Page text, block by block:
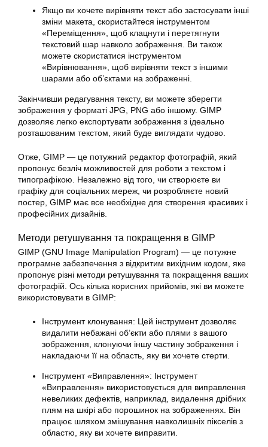
Якщо ви хочете вирівняти текст або застосувати інші
зміни макета, скористайтеся інструментом
«Переміщення», щоб клацнути і перетягнути
текстовий шар навколо зображення. Ви також
можете скористатися інструментом
«Вирівнювання», щоб вирівняти текст з іншими
шарами або об’єктами на зображенні.
Закінчивши редагування тексту, ви можете зберегти
зображення у форматі JPG, PNG або іншому. GIMP
дозволяє легко експортувати зображення з ідеально
розташованим текстом, який буде виглядати чудово.
Отже, GIMP — це потужний редактор фотографій , який
пропонує безліч можливостей для роботи з текстом і
типографікою. Незалежно від того, чи створюєте ви
графіку для соціальних мереж, чи розробляєте новий
постер, GIMP має все необхідне для створення красивих і
професійних дизайнів.
Методи ретушування та покращення в GIMP
GIMP (GNU Image Manipulation Program) — це потужне
програмне забезпечення з відкритим вихідним кодом, яке
пропонує різні методи ретушування та покращення ваших
фотографій . Ось кілька корисних прийомів, які ви можете
використовувати в GIMP:
Інструмент клонування: Цей інструмент дозволяє
видалити небажані об’єкти або плями з вашого
зображення, клонуючи іншу частину зображення і
накладаючи її на область, яку ви хочете стерти.
Інструмент «Виправлення»: Інструмент
«Виправлення» використовується для виправлення
невеликих дефектів, наприклад, видалення дрібних
плям на шкірі або порошинок на зображеннях. Він
працює шляхом змішування навколишніх пікселів з
областю, яку ви хочете виправити.